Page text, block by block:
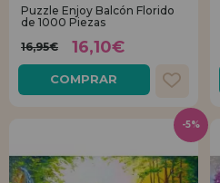
Puzzle Enjoy Balcón Florido
de 1000 Piezas
16,95€
16,10€
COMPRAR
-5%